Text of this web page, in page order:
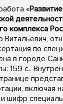
«
комплекса
по
в городе
159 с..
включая
шифр